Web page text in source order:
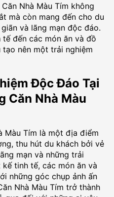
Nhà Màu Tím không
mà còn mang đến cho du
và lãng mạn độc đáo.
đến các món ăn và đồ
nên một trải nghiệm
Độc Đáo Tại
Căn Nhà Màu
Màu Tím là một địa điểm
thu hút du khách bởi vẻ
mạn và những trải
tinh tế, các món ăn và
những góc chụp ảnh ấn
Nhà Màu Tím trở thành